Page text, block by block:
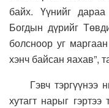
байх. Үүнийг
Богдын дүрийг
болсноор уг
хэнч байсан яахав”,
Гэвч тэргүүнээ
хутагт нарыг